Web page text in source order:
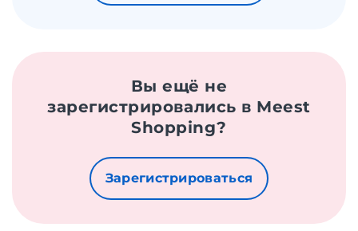
Вы ещё не
зарегистрировались в Meest
Shopping?
Зарегистрироваться